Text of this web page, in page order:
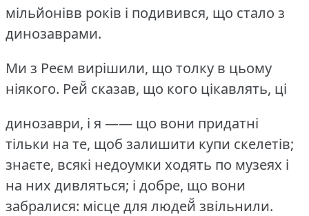
мільйонівв років і подивився, що стало з
динозаврами.
Ми з Реєм вирішили, що толку в цьому
ніякого. Рей̆ сказав, що кого цікавлять, ці
динозаври, і я —— що вони придатні
тільки на те, щоб залишити купи скелетів;
знаєте, всякі недоумки ходять по музеях і
на них дивляться; і добре, що вони
забралися: місце для людей̆ звільнили.